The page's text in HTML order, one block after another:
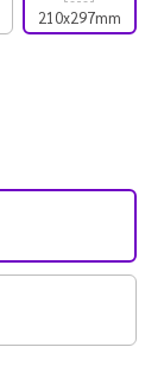
210x297mm